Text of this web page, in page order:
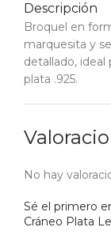
Descripción
Broquel en
marquesita y
detallado, ideal
plata .925.
No hay
Sé el primero
Cráneo Plata